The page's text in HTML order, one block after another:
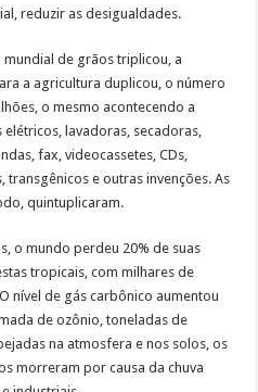
reduzir as desigualdades.
de grãos triplicou, a
a agricultura duplicou, o número
o mesmo acontecendo a
lavadoras, secadoras,
fax, videocassetes, CDs,
e outras invenções. As
quintuplicaram.
o mundo perdeu 20% de suas
tropicais, com milhares de
nível de gás carbônico aumentou
de ozônio, toneladas de
na atmosfera e nos solos, os
morreram por causa da chuva